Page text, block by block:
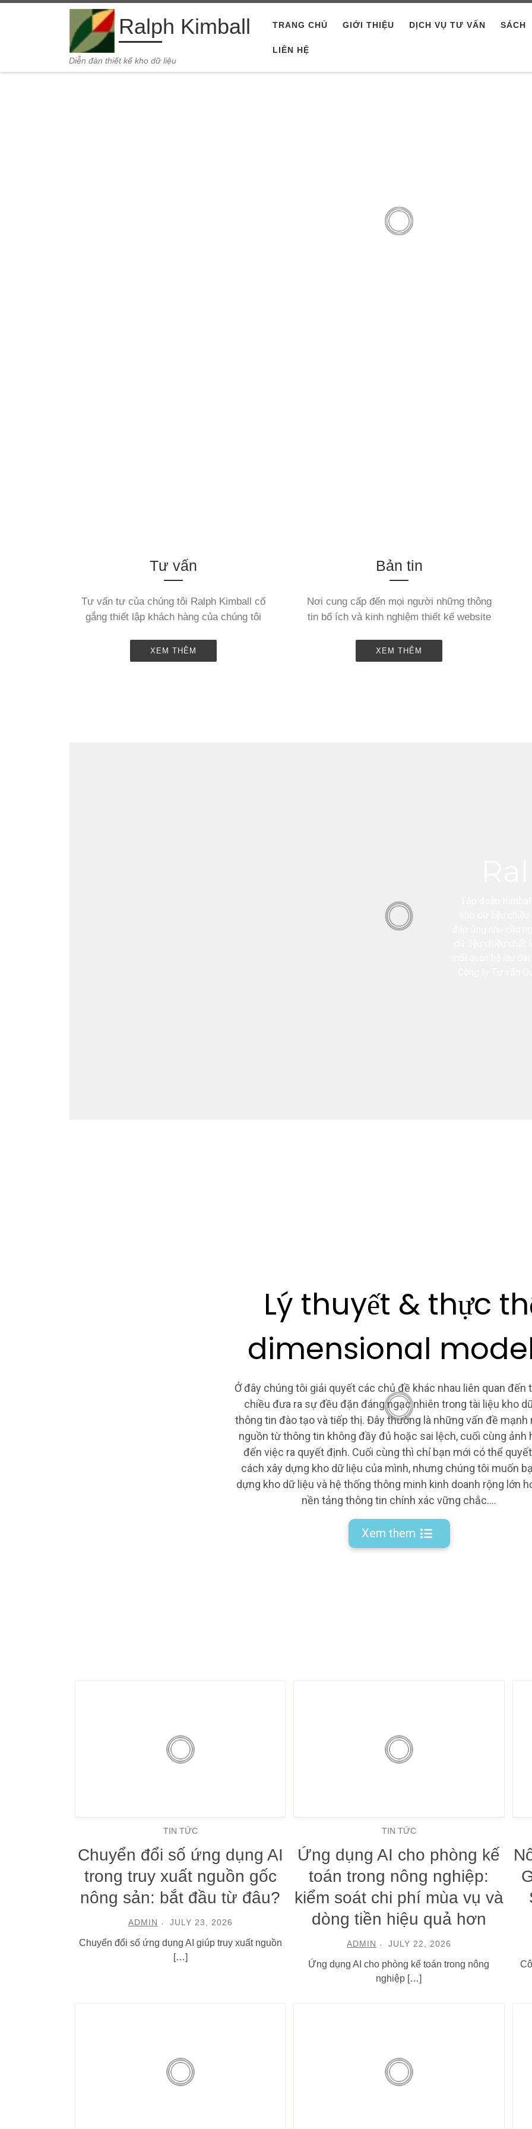
Ralph Kimball
Diễn đàn thiết kế kho dữ liệu
TRANG CHỦ GIỚI THIỆU DỊCH VỤ TƯ VẤN SÁCH
LIÊN HỆ
Diễn đàn tổng hợp và chia sẻ kinh nghiệm
Tư vấn
Tư vấn tư của chúng tôi Ralph Kimball cố
gắng thiết lập khách hàng của chúng tôi
XEM THÊM
Bản tin
Nơi cung cấp đến mọi người những thông
tin bổ ích và kinh nghiệm thiết kế website
XEM THÊM
Lý thuyết & thực
dimensional
Ở đây chúng tôi giải quyết các chủ đề khác nhau liên quan đến
chiều đưa ra sự đều đặn đáng ngạc nhiên trong tài liệu kho
thông tin đào tạo và tiếp thị. Đây thường là những vấn đề mạnh
nguồn từ thông tin không đầy đủ hoặc sai lệch, cuối cùng ảnh
đến việc ra quyết định. Cuối cùng thì chỉ bạn mới có thể
cách xây dựng kho dữ liệu của mình, nhưng chúng tôi muốn
dựng kho dữ liệu và hệ thống thông minh kinh doanh rộng lớn
nền tảng thông tin chính xác vững chắc….
Xem them
TIN TỨC
Chuyển đổi số ứng dụng AI
trong truy xuất nguồn gốc
nông sản: bắt đầu từ đâu?
ADMIN JULY 23, 2026
Chuyển đổi số ứng dụng AI giúp truy xuất nguồn
[…]
TIN TỨC
Ứng dụng AI cho phòng kế
toán trong nông nghiệp:
kiểm soát chi phí mùa vụ và
dòng tiền hiệu quả hơn
ADMIN JULY 22, 2026
Ứng dụng AI cho phòng kế toán trong nông
nghiệp […]